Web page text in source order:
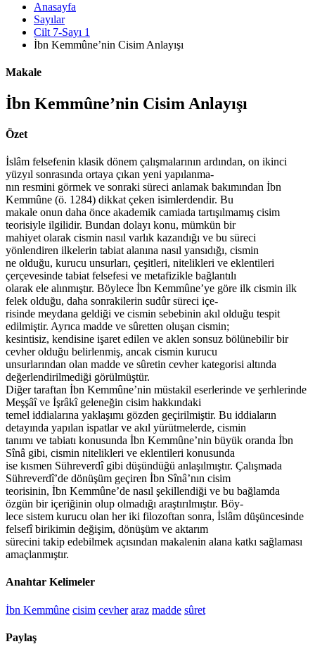
Anasayfa
Sayılar
Cilt 7-Sayı 1
İbn Kemmûne’nin Cisim Anlayışı
Makale
İbn Kemmûne’nin Cisim Anlayışı
Özet
İslâm felsefenin klasik dönem çalışmalarının ardından, on ikinci
yüzyıl sonrasında ortaya çıkan yeni yapılanma-
nın resmini görmek ve sonraki süreci anlamak bakımından İbn
Kemmûne (ö. 1284) dikkat çeken isimlerdendir. Bu
makale onun daha önce akademik camiada tartışılmamış cisim
teorisiyle ilgilidir. Bundan dolayı konu, mümkün bir
mahiyet olarak cismin nasıl varlık kazandığı ve bu süreci
yönlendiren ilkelerin tabiat alanına nasıl yansıdığı, cismin
ne olduğu, kurucu unsurları, çeşitleri, nitelikleri ve eklentileri
çerçevesinde tabiat felsefesi ve metafizikle bağlantılı
olarak ele alınmıştır. Böylece İbn Kemmûne’ye göre ilk cismin ilk
felek olduğu, daha sonrakilerin sudûr süreci içe-
risinde meydana geldiği ve cismin sebebinin akıl olduğu tespit
edilmiştir. Ayrıca madde ve sûretten oluşan cismin;
kesintisiz, kendisine işaret edilen ve aklen sonsuz bölünebilir bir
cevher olduğu belirlenmiş, ancak cismin kurucu
unsurlarından olan madde ve sûretin cevher kategorisi altında
değerlendirilmediği görülmüştür.
Diğer taraftan İbn Kemmûne’nin müstakil eserlerinde ve şerhlerinde
Meşşâî ve İşrâkî geleneğin cisim hakkındaki
temel iddialarına yaklaşımı gözden geçirilmiştir. Bu iddiaların
detayında yapılan ispatlar ve akıl yürütmelerde, cismin
tanımı ve tabiatı konusunda İbn Kemmûne’nin büyük oranda İbn
Sînâ gibi, cismin nitelikleri ve eklentileri konusunda
ise kısmen Sühreverdî gibi düşündüğü anlaşılmıştır. Çalışmada
Sühreverdî’de dönüşüm geçiren İbn Sînâ’nın cisim
teorisinin, İbn Kemmûne’de nasıl şekillendiği ve bu bağlamda
özgün bir içeriğinin olup olmadığı araştırılmıştır. Böy-
lece sistem kurucu olan her iki filozoftan sonra, İslâm düşüncesinde
felsefî birikimin değişim, dönüşüm ve aktarım
sürecini takip edebilmek açısından makalenin alana katkı sağlaması
amaçlanmıştır.
Anahtar Kelimeler
İbn Kemmûne cisim cevher araz madde sûret
Paylaş